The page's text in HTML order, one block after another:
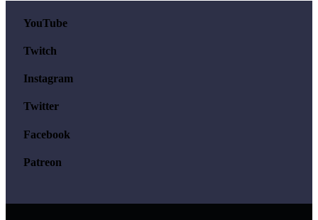
YouTube
Twitch
Instagram
Twitter
Facebook
Patreon